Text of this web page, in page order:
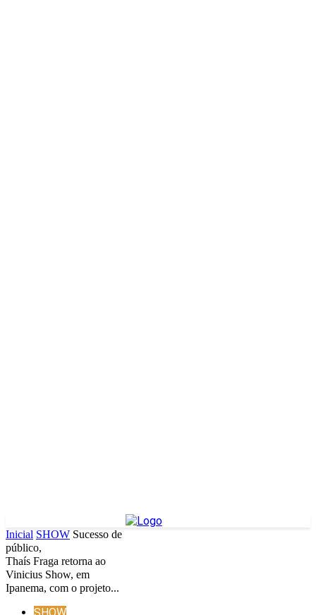
Inicial SHOW Sucesso de
público,
Thaís Fraga retorna ao
Vinicius Show, em
Ipanema, com o projeto...